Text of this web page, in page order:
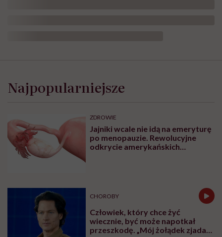
Najpopularniejsze
ZDROWIE
Jajniki wcale nie idą na emeryturę
po menopauzie. Rewolucyjne
odkrycie amerykańskich
CHOROBY
Człowiek, który chce żyć
wiecznie, być może napotkał
przeszkodę. „Mój żołądek zjada